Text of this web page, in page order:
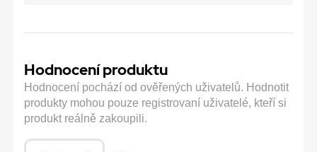
Hodnocení produktu
Hodnocení pochází od ověřených uživatelů. Hodnotit
produkty mohou pouze registrovaní uživatelé, kteří si
produkt reálně zakoupili.